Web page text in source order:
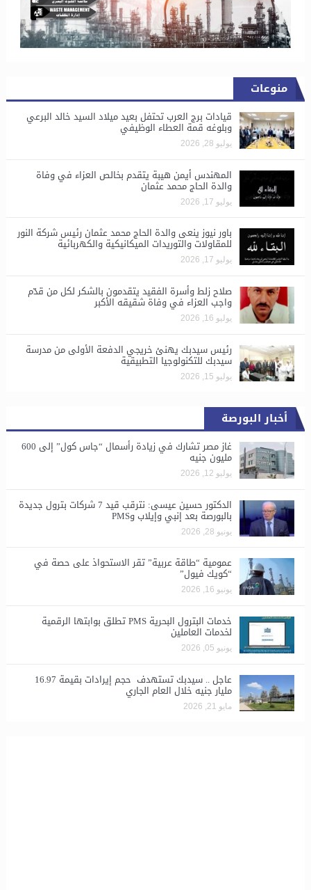
منوعات
قيادات برج العرب تحتفل بعيد ميلاد السيد خالد البرعي
وبلوغه قمة العطاء الوظيفي
يوليو 28, 2026
المهندس أيمن هيبة يتقدم بخالص العزاء في وفاة
والدة الحاج محمد عثمان
يوليو 17, 2026
باور نيوز ينعى والدة الحاج محمد عثمان رئيس شركة النور
للمقاولات والتوريدات الميكانيكية والكهربائية
يوليو 17, 2026
صلاح زلط وأسرة الفقيد يتقدمون بالشكر لكل من قدّم
واجب العزاء في وفاة شقيقه الأكبر
يوليو 16, 2026
رئيس سيدبك يهنئ خريجي الدفعة الأولى من مدرسة
سيدبك للتكنولوجيا التطبيقية
يوليو 15, 2026
أخبار البورصة
غاز مصر تشارك في زيادة رأسمال “جاس كول” إلى 600
مليون جنيه
يوليو 12, 2026
الدكتور حسين عيسى: نترقب قيد 7 شركات بترول جديدة
بالبورصة بعد إنبي وإيلاب وPMS
يونيو 28, 2026
​عمومية “طاقة عربية” تقر الاستحواذ على حصة في
“كويك فيول”
يونيو 16, 2026
خدمات البترول البحرية PMS تطلق بوابتها الرقمية
لخدمات العاملين
يونيو 05, 2026
عاجل .. سيدبك تستهدف حجم إيرادات بقيمة 16.97
مليار جنيه خلال العام الجاري
مايو 21, 2026